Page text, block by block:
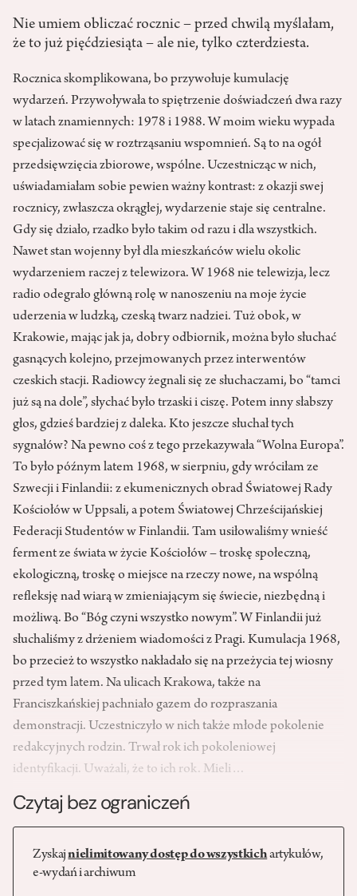
Nie umiem obliczać rocznic – przed chwilą myślałam,
że to już pięćdziesiąta – ale nie, tylko czterdziesta.
Rocznica skomplikowana, bo przywołuje kumulację
wydarzeń. Przywoływała to spiętrzenie doświadczeń dwa razy
w latach znamiennych: 1978 i 1988. W moim wieku wypada
specjalizować się w roztrząsaniu wspomnień. Są to na ogół
przedsięwzięcia zbiorowe, wspólne. Uczestnicząc w nich,
uświadamiałam sobie pewien ważny kontrast: z okazji swej
rocznicy, zwłaszcza okrągłej, wydarzenie staje się centralne.
Gdy się działo, rzadko było takim od razu i dla wszystkich.
Nawet stan wojenny był dla mieszkańców wielu okolic
wydarzeniem raczej z telewizora. W 1968 nie telewizja, lecz
radio odegrało główną rolę w nanoszeniu na moje życie
uderzenia w ludzką, czeską twarz nadziei. Tuż obok, w
Krakowie, mając jak ja, dobry odbiornik, można było słuchać
gasnących kolejno, przejmowanych przez interwentów
czeskich stacji. Radiowcy żegnali się ze słuchaczami, bo “tamci
już są na dole”, słychać było trzaski i ciszę. Potem inny słabszy
głos, gdzieś bardziej z daleka. Kto jeszcze słuchał tych
sygnałów? Na pewno coś z tego przekazywała “Wolna Europa”.
To było późnym latem 1968, w sierpniu, gdy wróciłam ze
Szwecji i Finlandii: z ekumenicznych obrad Światowej Rady
Kościołów w Uppsali, a potem Światowej Chrześcijańskiej
Federacji Studentów w Finlandii. Tam usiłowaliśmy wnieść
ferment ze świata w życie Kościołów – troskę społeczną,
ekologiczną, troskę o miejsce na rzeczy nowe, na wspólną
refleksję nad wiarą w zmieniającym się świecie, niezbędną i
możliwą. Bo “Bóg czyni wszystko nowym”. W Finlandii już
słuchaliśmy z drżeniem wiadomości z Pragi. Kumulacja 1968,
bo przecież to wszystko nakładało się na przeżycia tej wiosny
przed tym latem. Na ulicach Krakowa, także na
Franciszkańskiej pachniało gazem do rozpraszania
demonstracji. Uczestniczyło w nich także młode pokolenie
redakcyjnych rodzin. Trwał rok ich pokoleniowej
identyfikacji. Uważali, że to ich rok. Mieli…
Czytaj bez ograniczeń
Zyskajnielimitowany dostęp do wszystkichartykułów,
e-wydań i archiwum